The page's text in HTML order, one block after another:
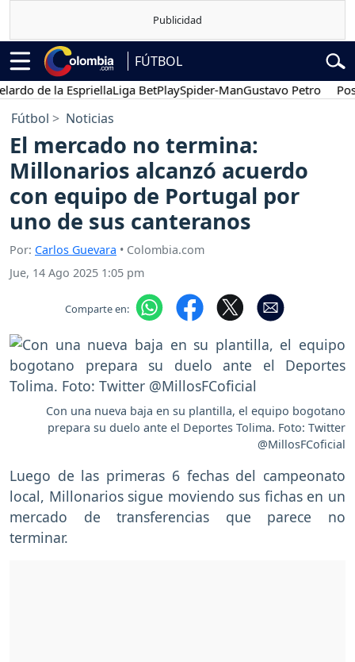
FÚTBOL
de la EspriellaLiga BetPlaySpider-ManGustavo Petro
Fútbol Noticias
El mercado no termina:
Millonarios alcanzó acuerdo
con equipo de Portugal por
uno de sus canteranos
Por: Carlos Guevara • Colombia.com
Jue, 14 Ago 2025 1:05 pm
Comparte en:
Con una nueva baja en su plantilla, el equipo bogotano
prepara su duelo ante el Deportes Tolima. Foto: Twitter
@MillosFCoficial
Luego de las primeras 6 fechas del campeonato
local, Millonarios sigue moviendo sus fichas en un
mercado de transferencias que parece no
terminar.